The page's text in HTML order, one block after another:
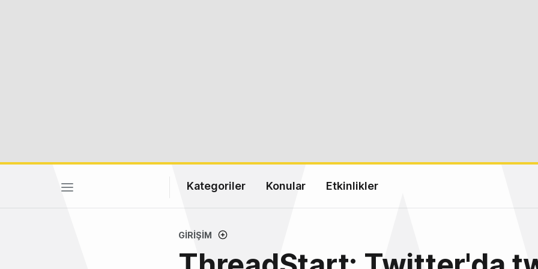
Kategoriler Konular Etkinlikler
GIRIŞIM